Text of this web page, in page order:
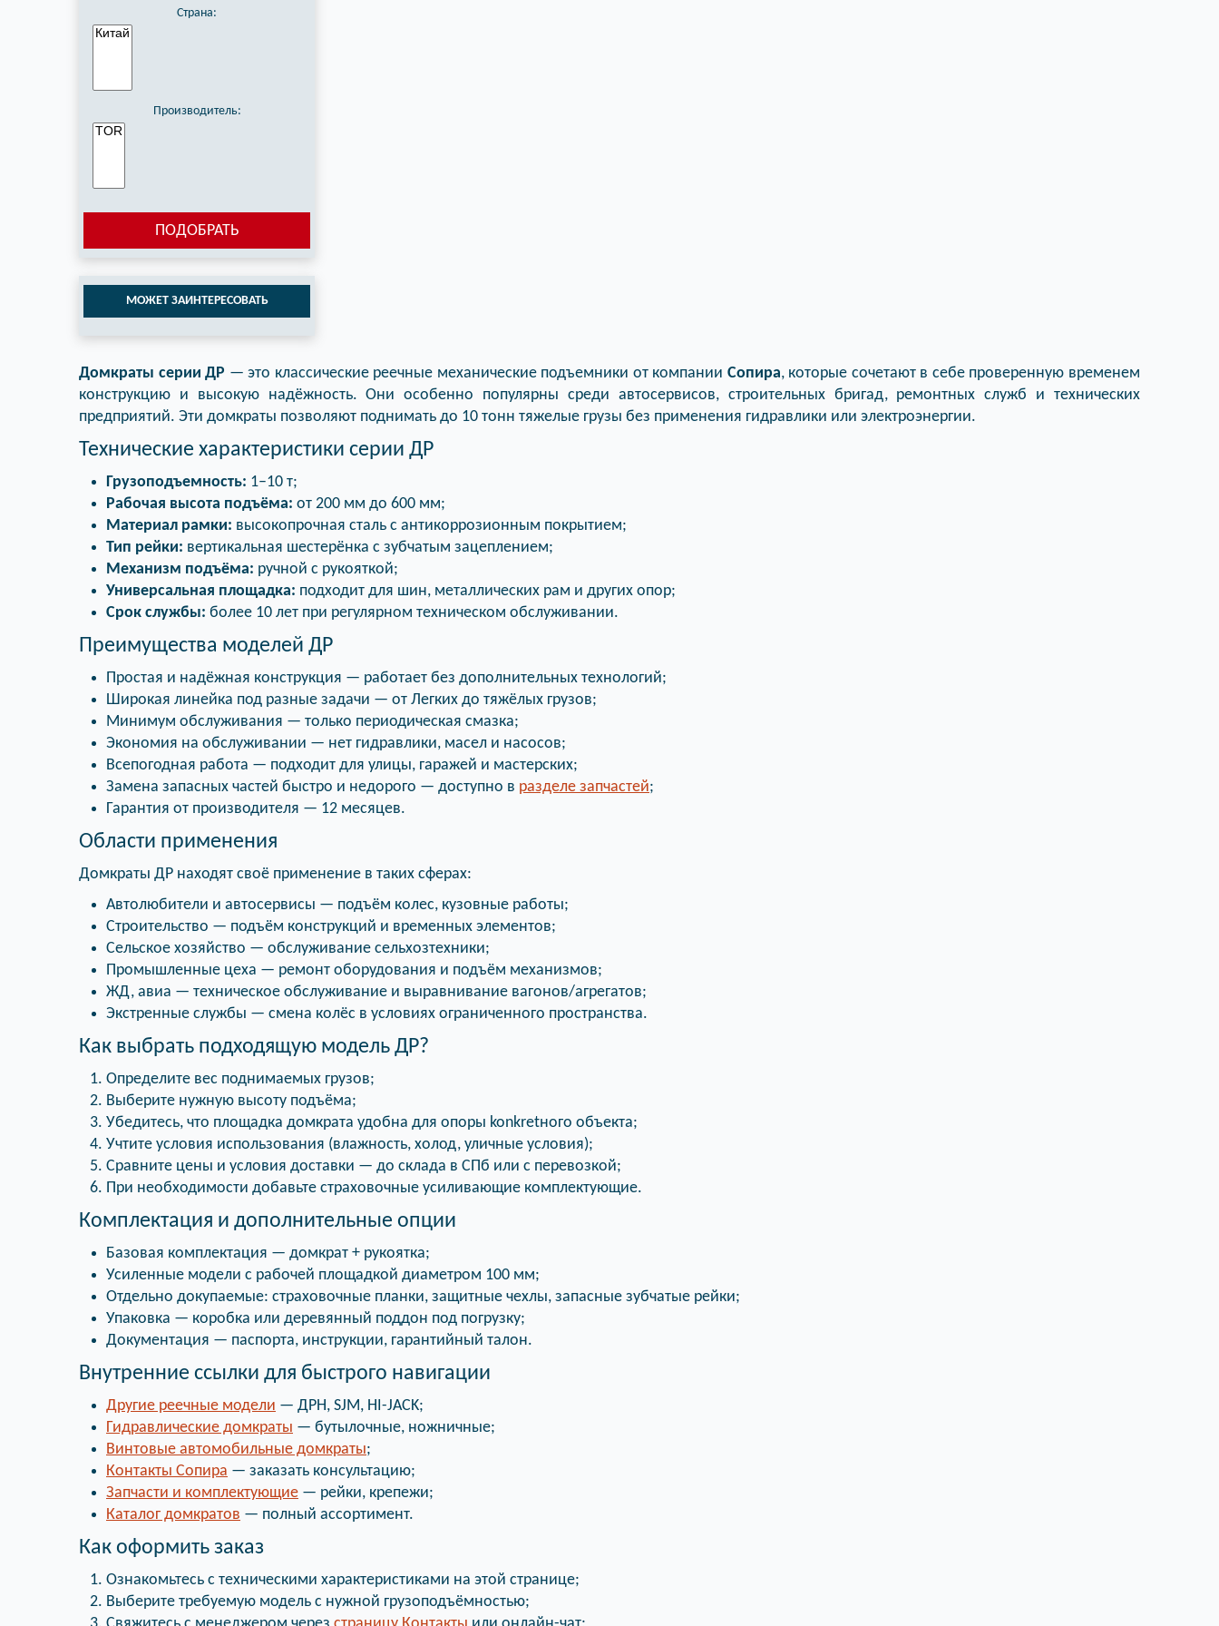
Страна:
Производитель:
ПОДОБРАТЬ
МОЖЕТ ЗАИНТЕРЕСОВАТЬ
Домкраты серии ДР — это классические реечные механические подъемники от компании Сопира, которые сочетают в себе проверенную временем
конструкцию и высокую надёжность. Они особенно популярны среди автосервисов, строительных бригад, ремонтных служб и технических
предприятий. Эти домкраты позволяют поднимать до 10 тонн тяжелые грузы без применения гидравлики или электроэнергии.
Технические характеристики серии ДР
Грузоподъемность: 1–10 т;
Рабочая высота подъёма: от 200 мм до 600 мм;
Материал рамки: высокопрочная сталь с антикоррозионным покрытием;
Тип рейки: вертикальная шестерёнка с зубчатым зацеплением;
Механизм подъёма: ручной с рукояткой;
Универсальная площадка: подходит для шин, металлических рам и других опор;
Срок службы: более 10 лет при регулярном техническом обслуживании.
Преимущества моделей ДР
Простая и надёжная конструкция — работает без дополнительных технологий;
Широкая линейка под разные задачи — от Легких до тяжёлых грузов;
Минимум обслуживания — только периодическая смазка;
Экономия на обслуживании — нет гидравлики, масел и насосов;
Всепогодная работа — подходит для улицы, гаражей и мастерских;
Замена запасных частей быстро и недорого — доступно в разделе запчастей;
Гарантия от производителя — 12 месяцев.
Области применения
Домкраты ДР находят своё применение в таких сферах:
Автолюбители и автосервисы — подъём колес, кузовные работы;
Строительство — подъём конструкций и временных элементов;
Сельское хозяйство — обслуживание сельхозтехники;
Промышленные цеха — ремонт оборудования и подъём механизмов;
ЖД, авиа — техническое обслуживание и выравнивание вагонов/агрегатов;
Экстренные службы — смена колёс в условиях ограниченного пространства.
Как выбрать подходящую модель ДР?
Определите вес поднимаемых грузов;
Выберите нужную высоту подъёма;
Убедитесь, что площадка домкрата удобна для опоры konkretного объекта;
Учтите условия использования (влажность, холод, уличные условия);
Сравните цены и условия доставки — до склада в СПб или с перевозкой;
При необходимости добавьте страховочные усиливающие комплектующие.
Комплектация и дополнительные опции
Базовая комплектация — домкрат + рукоятка;
Усиленные модели с рабочей площадкой диаметром 100 мм;
Отдельно докупаемые: страховочные планки, защитные чехлы, запасные зубчатые рейки;
Упаковка — коробка или деревянный поддон под погрузку;
Документация — паспорта, инструкции, гарантийный талон.
Внутренние ссылки для быстрого навигации
Другие реечные модели — ДРН, SJM, HI-JACK;
Гидравлические домкраты — бутылочные, ножничные;
Винтовые автомобильные домкраты;
Контакты Сопира — заказать консультацию;
Запчасти и комплектующие — рейки, крепежи;
Каталог домкратов — полный ассортимент.
Как оформить заказ
Ознакомьтесь с техническими характеристиками на этой странице;
Выберите требуемую модель с нужной грузоподъёмностью;